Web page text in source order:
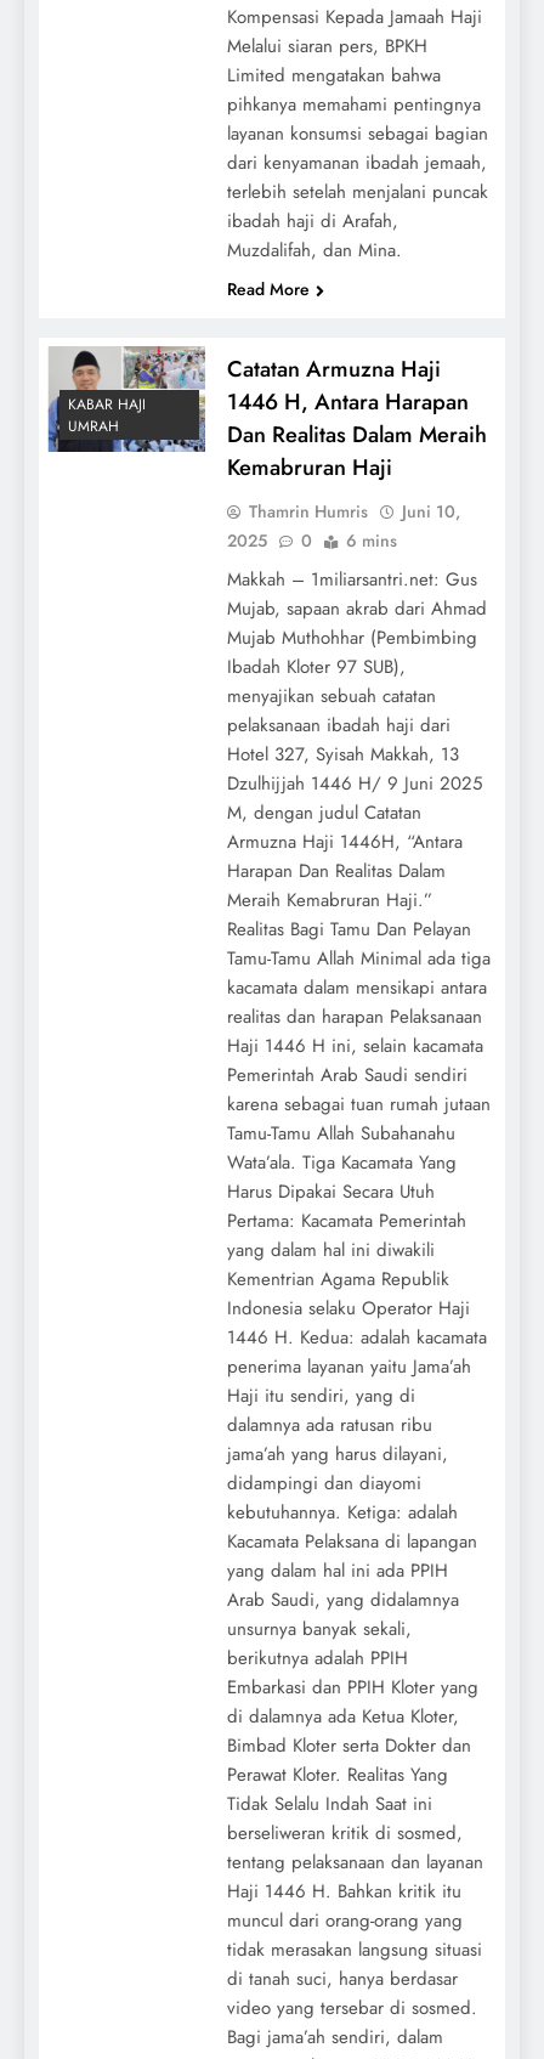
Kompensasi Kepada Jamaah Haji
Melalui siaran pers, BPKH
Limited mengatakan bahwa
pihkanya memahami pentingnya
layanan konsumsi sebagai bagian
dari kenyamanan ibadah jemaah,
terlebih setelah menjalani puncak
ibadah haji di Arafah,
Muzdalifah, dan Mina.
Read More
KABAR HAJI
UMRAH
Catatan Armuzna Haji
1446 H, Antara Harapan
Dan Realitas Dalam Meraih
Kemabruran Haji
Thamrin Humris
Juni 10,
2025
0 6 mins
Makkah – 1miliarsantri.net: Gus
Mujab, sapaan akrab dari Ahmad
Mujab Muthohhar (Pembimbing
Ibadah Kloter 97 SUB),
menyajikan sebuah catatan
pelaksanaan ibadah haji dari
Hotel 327, Syisah Makkah, 13
Dzulhijjah 1446 H/ 9 Juni 2025
M, dengan judul Catatan
Armuzna Haji 1446H, “Antara
Harapan Dan Realitas Dalam
Meraih Kemabruran Haji.”
Realitas Bagi Tamu Dan Pelayan
Tamu-Tamu Allah Minimal ada tiga
kacamata dalam mensikapi antara
realitas dan harapan Pelaksanaan
Haji 1446 H ini, selain kacamata
Pemerintah Arab Saudi sendiri
karena sebagai tuan rumah jutaan
Tamu-Tamu Allah Subahanahu
Wata’ala. Tiga Kacamata Yang
Harus Dipakai Secara Utuh
Pertama: Kacamata Pemerintah
yang dalam hal ini diwakili
Kementrian Agama Republik
Indonesia selaku Operator Haji
1446 H. Kedua: adalah kacamata
penerima layanan yaitu Jama’ah
Haji itu sendiri, yang di
dalamnya ada ratusan ribu
jama’ah yang harus dilayani,
didampingi dan diayomi
kebutuhannya. Ketiga: adalah
Kacamata Pelaksana di lapangan
yang dalam hal ini ada PPIH
Arab Saudi, yang didalamnya
unsurnya banyak sekali,
berikutnya adalah PPIH
Embarkasi dan PPIH Kloter yang
di dalamnya ada Ketua Kloter,
Bimbad Kloter serta Dokter dan
Perawat Kloter. Realitas Yang
Tidak Selalu Indah Saat ini
berseliweran kritik di sosmed,
tentang pelaksanaan dan layanan
Haji 1446 H. Bahkan kritik itu
muncul dari orang-orang yang
tidak merasakan langsung situasi
di tanah suci, hanya berdasar
video yang tersebar di sosmed.
Bagi jama’ah sendiri, dalam